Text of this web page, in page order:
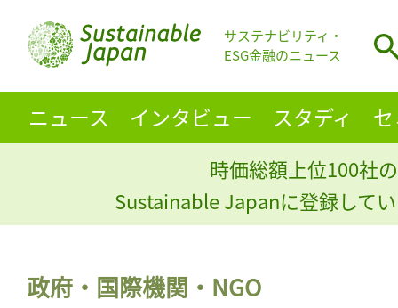
サステナビリティ・
ESG金融のニュース
ニュース インタビュー スタディ
時価総額上位100社
Sustainable Japanに登録して
政府・国際機関・NGO